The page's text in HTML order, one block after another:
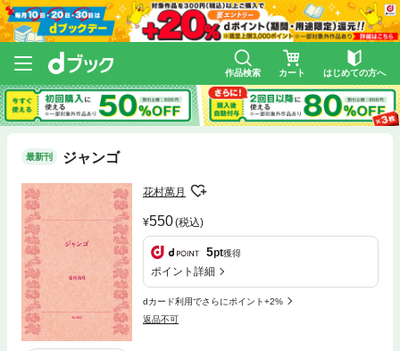
作品検索 カート はじめての方へ
最新刊 ジャンゴ
花村萬月
550(税込)
5pt獲得
ポイント詳細
dカード利用でさらにポイント+2%
返品不可